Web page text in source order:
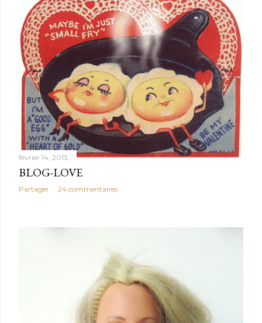
février 14, 2013
BLOG-LOVE
Partager 24 commentaires